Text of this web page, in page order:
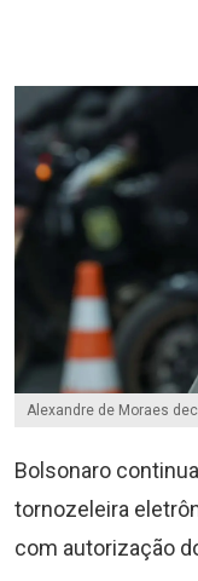
Alexandre de Moraes
Bolsonaro
tornozeleira
com autorização